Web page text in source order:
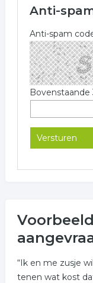
Anti-
Anti-spam
Bovenstaande
“Ik en me zusje
tenen wat kost